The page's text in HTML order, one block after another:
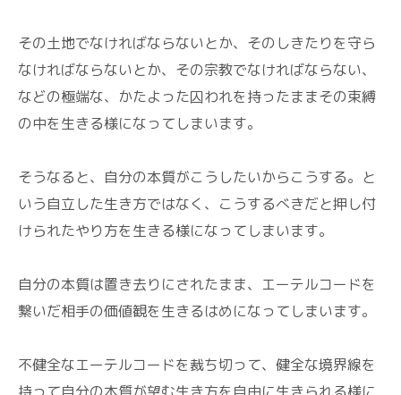
その土地でなければならないとか、そのしきたりを守ら
なければならないとか、その宗教でなければならない、
などの極端な、かたよった囚われを持ったままその束縛
の中を生きる様になってしまいます。
そうなると、自分の本質がこうしたいからこうする。と
いう自立した生き方ではなく、こうするべきだと押し付
けられたやり方を生きる様になってしまいます。
自分の本質は置き去りにされたまま、エーテルコードを
繋いだ相手の価値観を生きるはめになってしまいます。
不健全なエーテルコードを裁ち切って、健全な境界線を